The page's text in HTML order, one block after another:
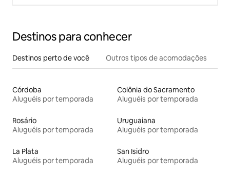
Destinos para conhecer
Destinos perto de você Outros tipos de acomodações
Córdoba
Aluguéis por temporada
Colônia do Sacramento
Aluguéis por temporada
Rosário
Aluguéis por temporada
Uruguaiana
Aluguéis por temporada
La Plata
Aluguéis por temporada
San Isidro
Aluguéis por temporada